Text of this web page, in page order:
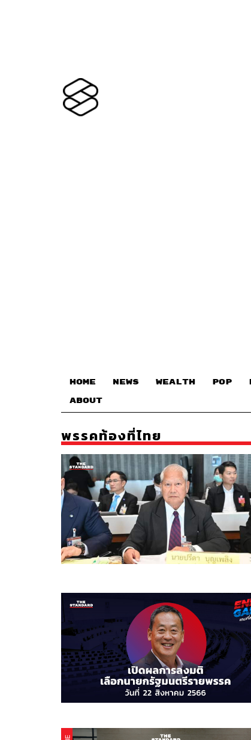
HOME NEWS WEALTH POP
ABOUT
พรรคท้องที่ไทย